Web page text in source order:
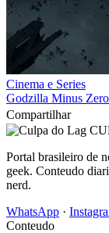
Cinema e Series
Godzilla Minus
Compartilhar
Portal brasileiro de
geek. Conteudo
nerd.
WhatsApp ·
Conteudo